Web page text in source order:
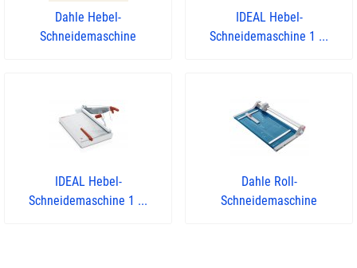
Dahle Hebel-
Schneidemaschine
IDEAL Hebel-
Schneidemaschine 1 ...
IDEAL Hebel-
Schneidemaschine 1 ...
Dahle Roll-
Schneidemaschine